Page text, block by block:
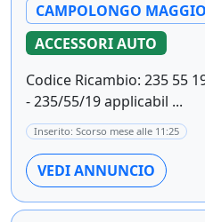
CAMPOLONGO
ACCESSORI AUTO
Codice Ricambio: 235 55
- 235/55/19 applicabil ...
Inserito: Scorso mese alle 11:25
VEDI ANNUNCIO